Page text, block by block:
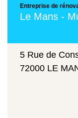
Entreprise de
Le Mans -
5 Rue de
72000 LE